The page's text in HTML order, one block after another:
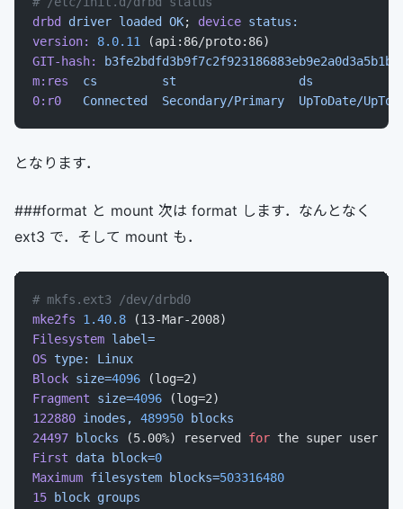
drbd
driver loaded OK; device status:
version:
8.0.11 (api:86/proto:86)
GIT-hash:
b3fe2bdfd3b9f7c2f923186883eb9e2a0d3a5b1b
m:res
  cs
         st
                 ds
0:r0
   Connected
  Secondary/Primary
UpToDate/
となります．
###format と mount 次は format します．なんとなく
ext3 で．そして mount も．
# mkfs.ext3 /dev/drbd0
mke2fs 1.40.8 (13-Mar-2008)
Filesystem label=
OS type:
Linux
Block size=4096 (log=2)
Fragment size=4096 (log=2)
122880 inodes, 489950 blocks
24497 blocks (5.00%) reserved for the super user
First data block=0
Maximum filesystem blocks=503316480
15 block groups